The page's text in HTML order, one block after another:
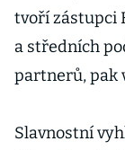
tvoří zástupci
a středních
partnerů, pak
Slavnostní